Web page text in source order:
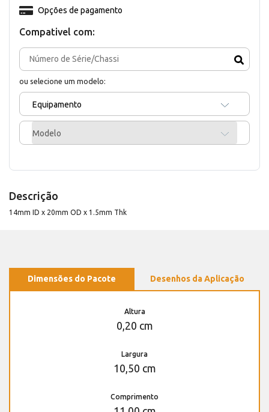
Compativel com:
ou selecione um modelo:
Equipamento
Modelo
Opções de pagamento
Descrição
14mm ID x 20mm OD x 1.5mm Thk
Dimensões do Pacote Desenhos da Aplicação
Altura
0,20 cm
Largura
10,50 cm
Comprimento